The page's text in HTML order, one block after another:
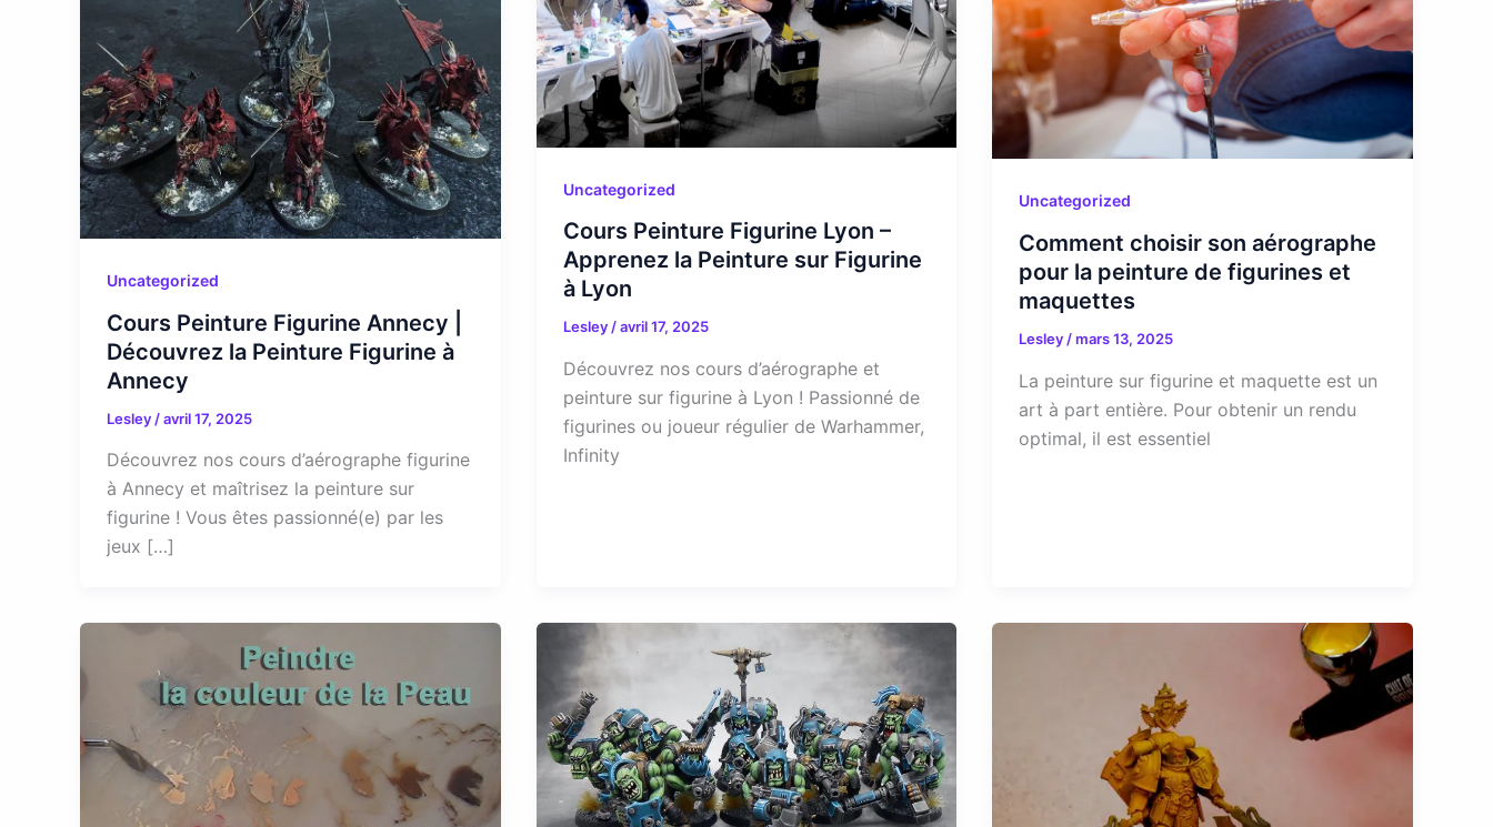
Uncategorized
Cours Peinture Figurine Annecy |
Découvrez la Peinture Figurine à
Annecy
Lesley /avril 17, 2025
Découvrez nos cours d’aérographe figurine
à Annecy et maîtrisez la peinture sur
figurine ! Vous êtes passionné(e) par les
jeux […]
Uncategorized
Cours Peinture Figurine Lyon –
Apprenez la Peinture sur Figurine
à Lyon
Lesley/avril 17, 2025
Découvrez nos cours d’aérographe et
peinture sur figurine à Lyon ! Passionné de
figurines ou joueur régulier de Warhammer,
Infinity
Uncategorized
Comment choisir son aérographe
pour la peinture de figurines et
maquettes
Lesley/mars 13, 2025
La peinture sur figurine et maquette est un
art à part entière. Pour obtenir un rendu
optimal, il est essentiel